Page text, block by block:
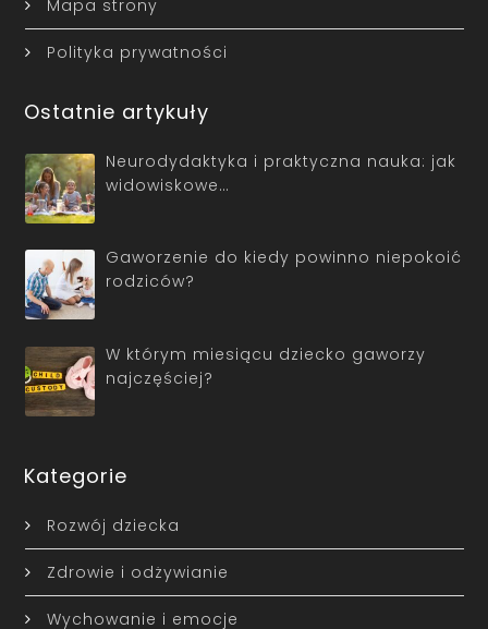
Mapa strony
Polityka prywatności
Ostatnie artykuły
Neurodydaktyka i praktyczna nauka: jak
widowiskowe…
Gaworzenie do kiedy powinno niepokoić
rodziców?
W którym miesiącu dziecko gaworzy
najczęściej?
Kategorie
Rozwój dziecka
Zdrowie i odżywianie
Wychowanie i emocje